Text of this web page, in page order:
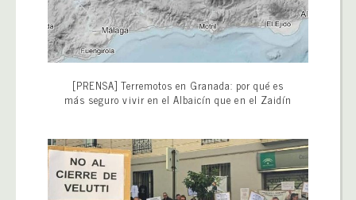
[PRENSA] Terremotos en Granada: por qué es
más seguro vivir en el Albaicín que en el Zaidín